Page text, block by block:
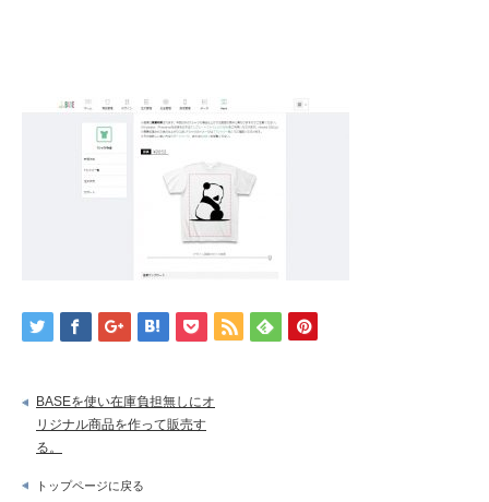
BASEを使い在庫負担無しにオ
リジナル商品を作って販売す
る。
トップページに戻る